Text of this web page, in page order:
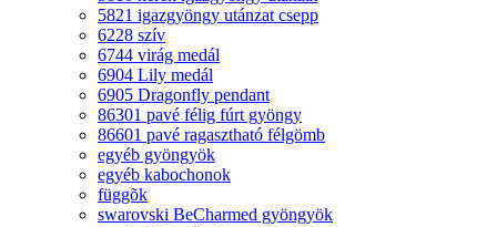
5821 igazgyöngy utánzat csepp
6228 szív
6744 virág medál
6904 Lily medál
6905 Dragonfly pendant
86301 pavé félig fúrt gyöngy
86601 pavé ragasztható félgömb
egyéb gyöngyök
egyéb kabochonok
függõk
swarovski BeCharmed gyöngyök